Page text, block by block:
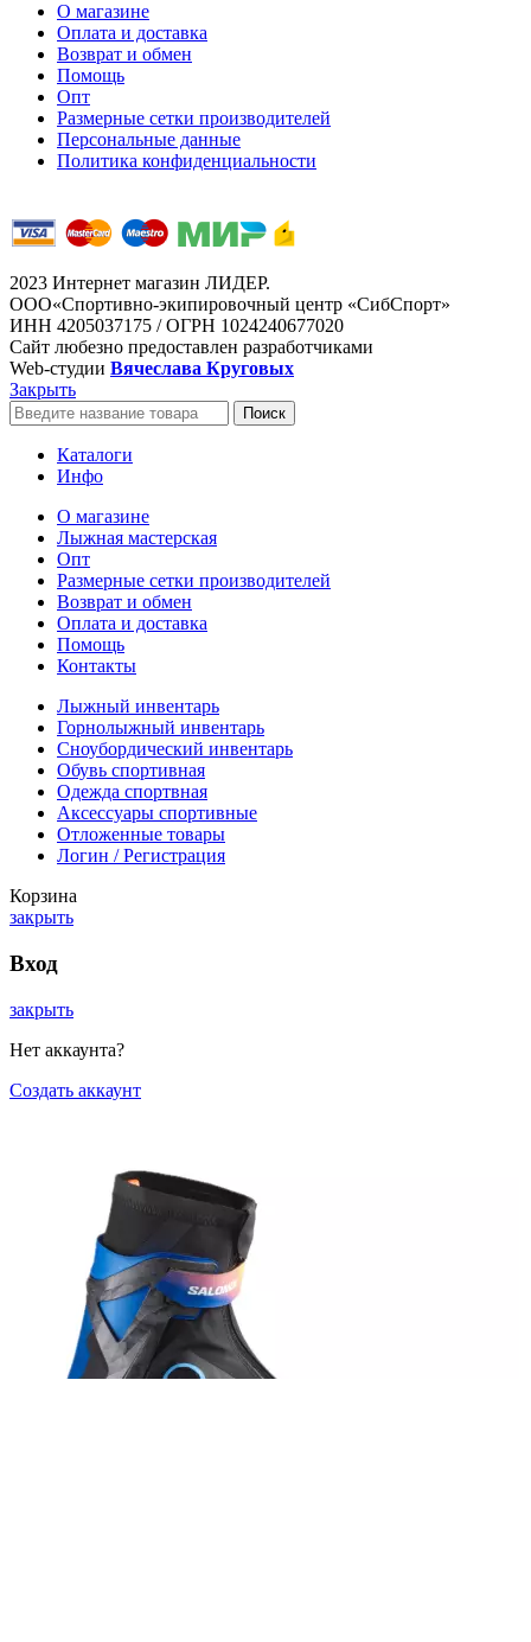
О магазине
Оплата и доставка
Возврат и обмен
Помощь
Опт
Размерные сетки производителей
Персональные данные
Политика конфиденциальности
2023 Интернет магазин ЛИДЕР.
ООО«Спортивно-экипировочный центр «СибСпорт»
ИНН 4205037175 / ОГРН 1024240677020
Сайт любезно предоставлен разработчиками
Web-студии Вячеслава Круговых
Закрыть
Поиск
Каталоги
Инфо
О магазине
Лыжная мастерская
Опт
Размерные сетки производителей
Возврат и обмен
Оплата и доставка
Помощь
Контакты
Лыжный инвентарь
Горнолыжный инвентарь
Сноубордический инвентарь
Обувь спортивная
Одежда спортвная
Аксессуары спортивные
Отложенные товары
Логин / Регистрация
Корзина
закрыть
Вход
закрыть
Нет аккаунта?
Создать аккаунт